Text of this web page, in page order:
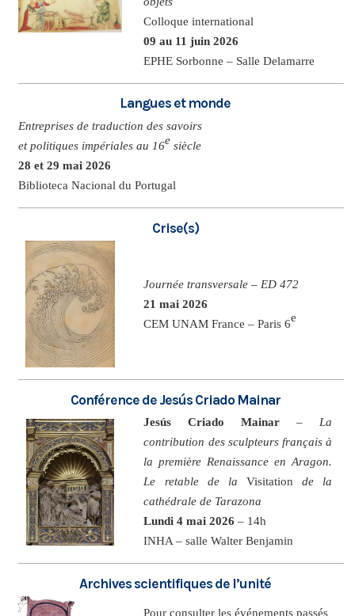
Colloque international
09 au 11 juin 2026
EPHE Sorbonne – Salle Delamarre
Langues et monde
Entreprises de traduction des savoirs
et politiques impériales au 16e siècle
28 et 29 mai 2026
Biblioteca Nacional du Portugal
Crise(s)
Journée transversale – ED 472
21 mai 2026
CEM UNAM France – Paris 6e
Conférence de Jesús Criado Mainar
Jesús Criado Mainar – La
contribution des sculpteurs français à
la première Renaissance en Aragon.
Le retable de la Visitation de la
cathédrale de Tarazona
Lundi 4 mai 2026 – 14h
INHA – salle Walter Benjamin
Archives scientifiques de l’unité
Pour consulter les événements passés